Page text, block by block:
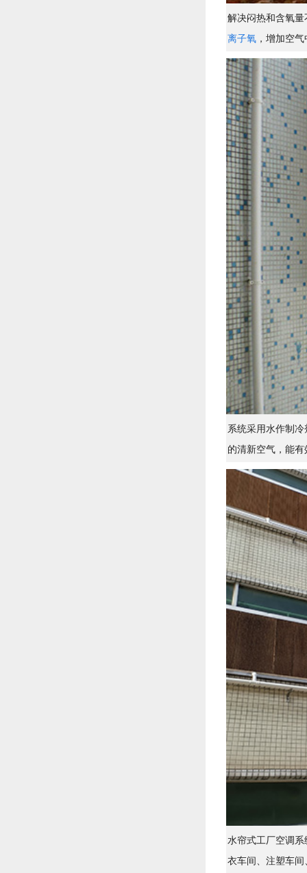
解决闷热和含氧
离子氧 ，增加空
系统采用水作制
的清新空气，能
水帘式工厂空调系
衣车间、注塑车